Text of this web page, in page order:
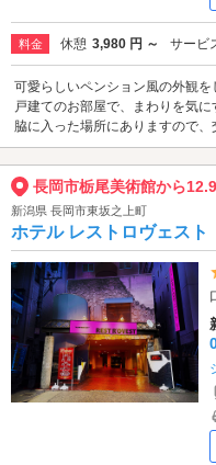
料金 休憩 3,980 円 ～ サービ
可愛らしいペンション風の外観
戸建てのお部屋で、まわりを気
脇に入った場所にありますので
長岡市栃尾美術館から
新潟県 長岡市東坂之上町
ホテル レストロヴェスト